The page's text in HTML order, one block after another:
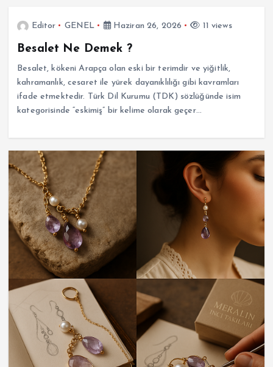
Editor GENEL Haziran 26, 2026 11 views
Besalet Ne Demek ?
Besalet, kökeni Arapça olan eski bir terimdir ve yiğitlik,
kahramanlık, cesaret ile yürek dayanıklılığı gibi kavramları
ifade etmektedir. Türk Dil Kurumu (TDK) sözlüğünde isim
kategorisinde “eskimiş” bir kelime olarak geçer…